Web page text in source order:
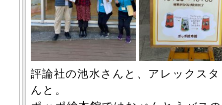
評論社の池水さんと、アレックス
んと。